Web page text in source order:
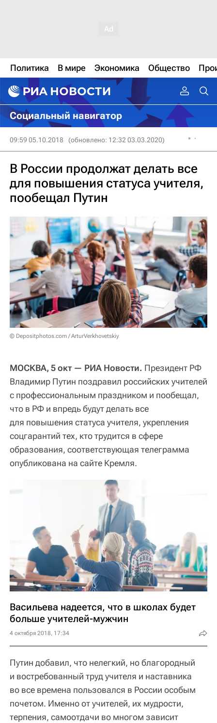
Политика В мире Экономика Общество
Социальный навигатор
09:59 05.10.2018 (обновлено: 12:32 03.03.2020)
В России продолжат делать все
для повышения статуса учителя,
пообещал Путин
© Depositphotos.com / ArturVerkhovetskiy
МОСКВА, 5 окт — РИА Новости. Президент РФ
Владимир Путин поздравил российских учителей
с профессиональным праздником и пообещал,
что в РФ и впредь будут делать все
для повышения статуса учителя, укрепления
соцгарантий тех, кто трудится в сфере
образования, соответствующая телеграмма
опубликована на сайте Кремля.
Васильева надеется, что в школах будет
больше учителей-мужчин
4 октября 2018, 17:34
Путин добавил, что нелегкий, но благородный
и востребованный труд учителя и наставника
во все времена пользовался в России особым
почетом. Именно от учителей, их мудрости,
терпения, самоотдачи во многом зависит